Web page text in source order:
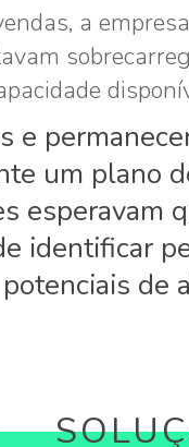
a
e
um plano
esperavam
identificar
potenciais de